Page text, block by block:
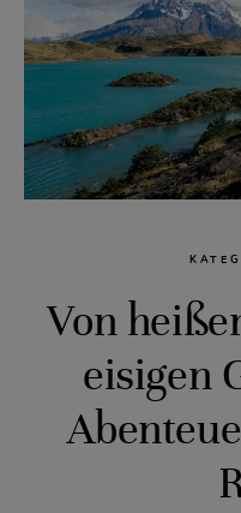
Von
eisigen